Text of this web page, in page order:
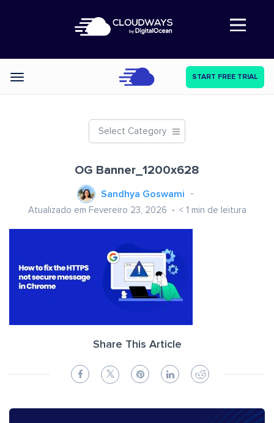
Abre a navegação
Categories START FREE TRIAL
Select Category
OG Banner_1200x628
Sandhya Goswami
Atualizado em Fevereiro 23, 2026 < 1 min de leitura
Share This Article